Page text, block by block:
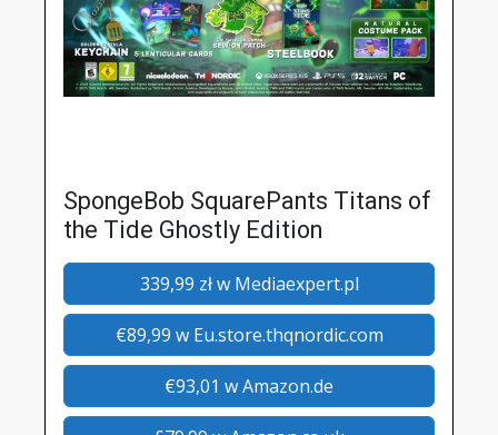
SpongeBob SquarePants Titans of
the Tide Ghostly Edition
339,99 zł w Mediaexpert.pl
€89,99 w Eu.store.thqnordic.com
€93,01 w Amazon.de